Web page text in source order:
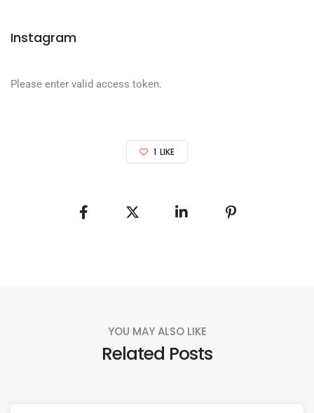
Instagram
Please enter valid access token.
1 LIKE
YOU MAY ALSO LIKE
Related Posts